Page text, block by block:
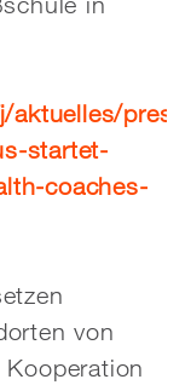
startet-
coaches-
von